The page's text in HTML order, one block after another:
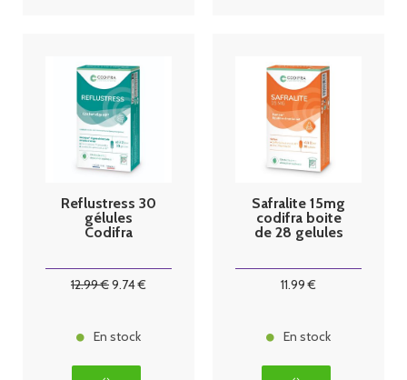
Reflustress 30
gélules
Codifra
12.99€9.74€
En stock
Safralite 15mg
codifra boite
de 28 gelules
11.99 €
En stock